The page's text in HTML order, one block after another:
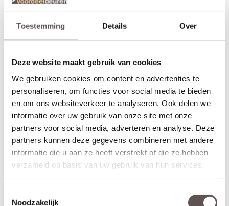
Toestemming Details Over
Deze website maakt gebruik van cookies
We gebruiken cookies om content en advertenties te
personaliseren, om functies voor social media te bieden
en om ons websiteverkeer te analyseren. Ook delen we
informatie over uw gebruik van onze site met onze
partners voor social media, adverteren en analyse. Deze
partners kunnen deze gegevens combineren met andere
informatie die u aan ze heeft verstrekt of die ze hebben
verzameld op basis van uw gebruik van hun services.
Noodzakelijk
Veralux Oxford zwart deurkruk bestaat uit:
+ Twee deurkrukken zwart met veer